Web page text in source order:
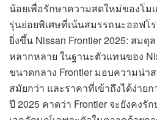
น้อยเพื่อรักษาความสดใหม่ของโม
รุ่นย่อยพิเศษที่เน้นสมรรถนะออฟโ
ยิ่งขึ้น Nissan Frontier 2025: สมดุ
หลากหลาย ในฐานะตัวแทนของ
ขนาดกลาง Frontier มอบความน่
สมัยกว่า และราคาที่เข้าถึงได้ง่าย
ปี 2025 คาดว่า Frontier จะยังคงรั